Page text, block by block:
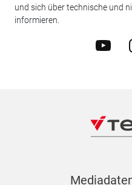
und sich über technische und
informieren.